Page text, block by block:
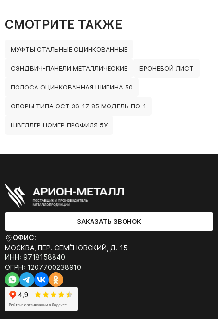
СМОТРИТЕ ТАКЖЕ
МУФТЫ СТАЛЬНЫЕ ОЦИНКОВАННЫЕ
СЭНДВИЧ-ПАНЕЛИ МЕТАЛЛИЧЕСКИЕ БРОНЕВОЙ ЛИСТ
ПОЛОСА ОЦИНКОВАННАЯ ШИРИНА 50
ОПОРЫ ТИПА ОСТ 36-17-85 МОДЕЛЬ ПО-1
ШВЕЛЛЕР НОМЕР ПРОФИЛЯ 5У
ЗАКАЗАТЬ ЗВОНОК
ОФИС:
МОСКВА, ПЕР. СЕМЁНОВСКИЙ, Д. 15
ИНН: 9718158840
ОГРН: 1207700238910